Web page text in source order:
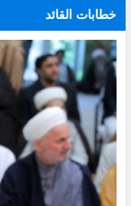
خطابات القائد